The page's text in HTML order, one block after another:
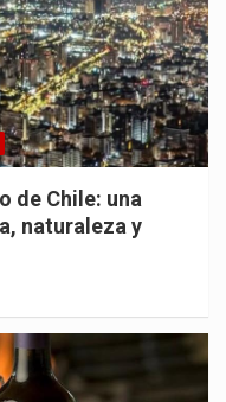
de Chile: una
naturaleza y